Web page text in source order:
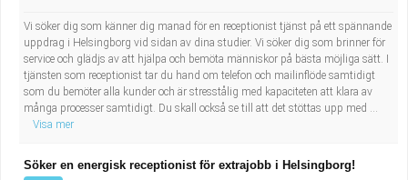
Vi söker dig som känner dig manad för en receptionist tjänst på ett spännande
uppdrag i Helsingborg vid sidan av dina studier. Vi söker dig som brinner för
service och glädjs av att hjälpa och bemöta människor på bästa möjliga sätt. I
tjänsten som receptionist tar du hand om telefon och mailinflöde samtidigt
som du bemöter alla kunder och är stresstålig med kapaciteten att klara av
många processer samtidigt. Du skall också se till att det stöttas upp med ...
Visa mer
Söker en energisk receptionist för extrajobb i Helsingborg!